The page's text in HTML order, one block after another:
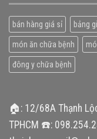
bán hàng giá sỉ bảng
món ăn chữa bệnh
đông y chữa bệnh
🏠: 12/68A Thạnh
TPHCM ☎️: